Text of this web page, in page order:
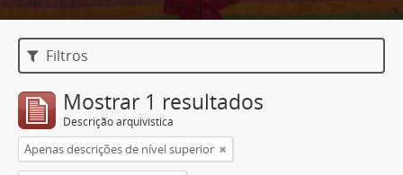
Filtros
Mostrar 1 resultados
Descrição arquivística
Apenas descrições de nível superior